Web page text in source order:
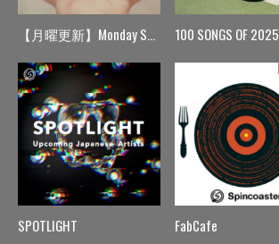
【月曜更新】Monday Spin
SPOTLIGHT
100 SONGS OF 2025
FabCafe